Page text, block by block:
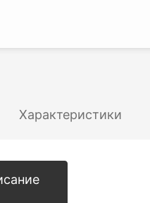
Характеристики